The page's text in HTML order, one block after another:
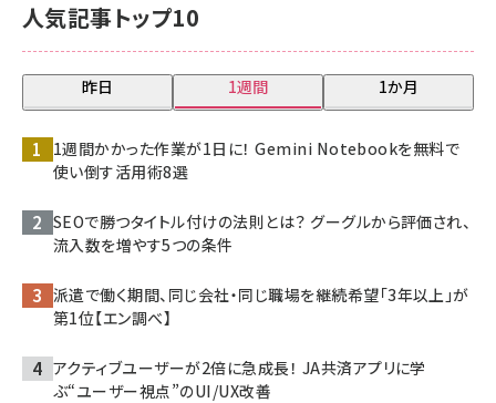
人気記事トップ10
昨日 1週間 1か月
1週間かかった作業が1日に！ Gemini Notebookを無料で
使い倒す活用術8選
SEOで勝つタイトル付けの法則とは？ グーグルから評価され、
流入数を増やす5つの条件
派遣で働く期間、同じ会社・同じ職場を継続希望「3年以上」が
第1位【エン調べ】
アクティブユーザーが2倍に急成長！ JA共済アプリに学
ぶ“ユーザー視点”のUI/UX改善